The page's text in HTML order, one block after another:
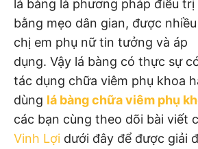
lá bàng là phương pháp điều trị
bằng mẹo dân gian, được nhiều
chị em phụ nữ tin tưởng và áp
dụng. Vậy lá bàng có thực sự
tác dụng chữa viêm phụ khoa
dùng lá bàng chữa viêm phụ
các bạn cùng theo dõi bài viết
Vinh Lợi dưới đây để được giải